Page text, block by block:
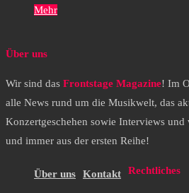
Mehr
Über uns
Wir sind das Frontstage Magazine! Im
alle News rund um die Musikwelt, das
Konzertgeschehen sowie Interviews
und immer aus der ersten Reihe!
Über uns Kontakt Rechtliches